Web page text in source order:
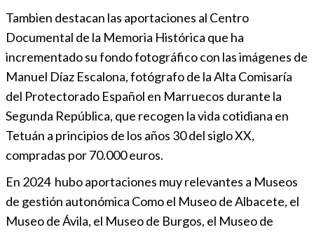
Tambien destacan las aportaciones al Centro
Documental de la Memoria Histórica que ha
incrementado su fondo fotográfico con las imágenes de
Manuel Díaz Escalona, fotógrafo de la Alta Comisaría
del Protectorado Español en Marruecos durante la
Segunda República, que recogen la vida cotidiana en
Tetuán a principios de los años 30 del siglo XX,
compradas por 70.000 euros.
En 2024 hubo aportaciones muy relevantes a Museos
de gestión autonómica Como el Museo de Albacete, el
Museo de Ávila, el Museo de Burgos, el Museo de